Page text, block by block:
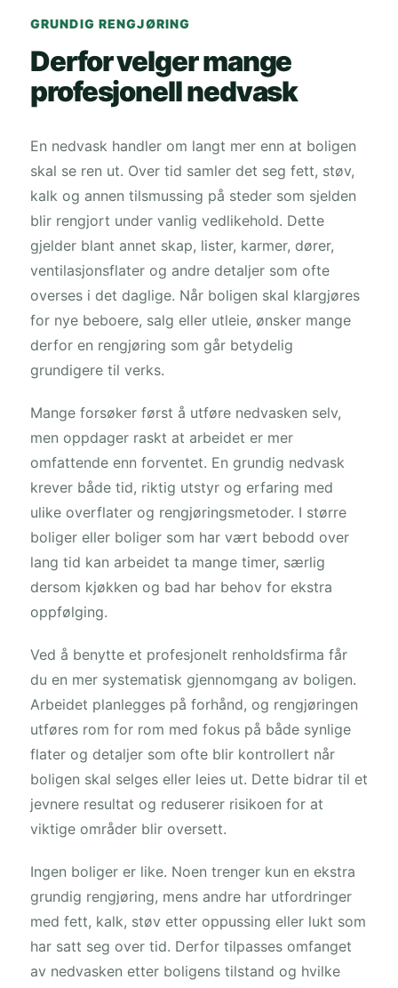
GRUNDIG RENGJØRING
Derfor velger mange
profesjonell nedvask
En nedvask handler om langt mer enn at boligen
skal se ren ut. Over tid samler det seg fett, støv,
kalk og annen tilsmussing på steder som sjelden
blir rengjort under vanlig vedlikehold. Dette
gjelder blant annet skap, lister, karmer, dører,
ventilasjonsflater og andre detaljer som ofte
overses i det daglige. Når boligen skal klargjøres
for nye beboere, salg eller utleie, ønsker mange
derfor en rengjøring som går betydelig
grundigere til verks.
Mange forsøker først å utføre nedvasken selv,
men oppdager raskt at arbeidet er mer
omfattende enn forventet. En grundig nedvask
krever både tid, riktig utstyr og erfaring med
ulike overflater og rengjøringsmetoder. I større
boliger eller boliger som har vært bebodd over
lang tid kan arbeidet ta mange timer, særlig
dersom kjøkken og bad har behov for ekstra
oppfølging.
Ved å benytte et profesjonelt renholdsfirma får
du en mer systematisk gjennomgang av boligen.
Arbeidet planlegges på forhånd, og rengjøringen
utføres rom for rom med fokus på både synlige
flater og detaljer som ofte blir kontrollert når
boligen skal selges eller leies ut. Dette bidrar til et
jevnere resultat og reduserer risikoen for at
viktige områder blir oversett.
Ingen boliger er like. Noen trenger kun en ekstra
grundig rengjøring, mens andre har utfordringer
med fett, kalk, støv etter oppussing eller lukt som
har satt seg over tid. Derfor tilpasses omfanget
av nedvasken etter boligens tilstand og hvilke